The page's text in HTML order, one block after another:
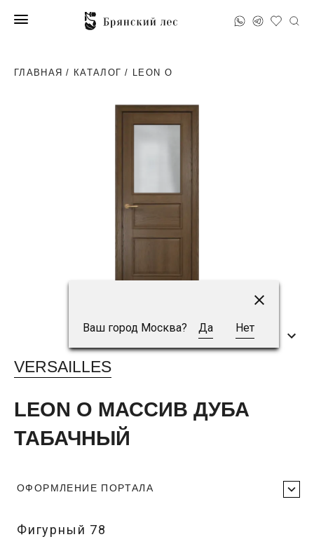
Ваш город Москва? Да Нет
ГЛАВНАЯ / КАТАЛОГ / LEON O
VERSAILLES
LEON O МАССИВ ДУБА
ТАБАЧНЫЙ
ОФОРМЛЕНИЕ ПОРТАЛА
Фигурный 78